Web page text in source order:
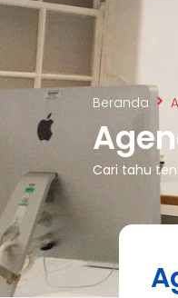
Beranda
Cari tahu